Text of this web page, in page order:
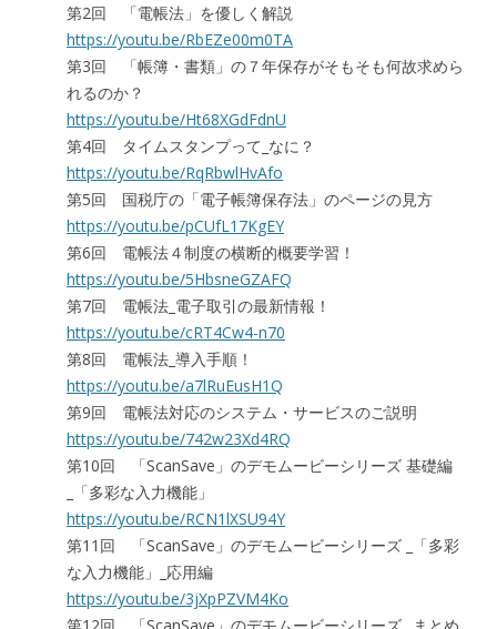
第2回 「電帳法」を優しく解説
https://youtu.be/RbEZe00m0TA
第3回 「帳簿・書類」の７年保存がそもそも何故求めら
れるのか？
https://youtu.be/Ht68XGdFdnU
第4回 タイムスタンプって_なに？
https://youtu.be/RqRbwlHvAfo
第5回 国税庁の「電子帳簿保存法」のページの見方
https://youtu.be/pCUfL17KgEY
第6回 電帳法４制度の横断的概要学習！
https://youtu.be/5HbsneGZAFQ
第7回 電帳法_電子取引の最新情報！
https://youtu.be/cRT4Cw4-n70
第8回 電帳法_導入手順！
https://youtu.be/a7lRuEusH1Q
第9回 電帳法対応のシステム・サービスのご説明
https://youtu.be/742w23Xd4RQ
第10回 「ScanSave」のデモムービーシリーズ 基礎編
_「多彩な入力機能」
https://youtu.be/RCN1lXSU94Y
第11回 「ScanSave」のデモムービーシリーズ _「多彩
な入力機能」_応用編
https://youtu.be/3jXpPZVM4Ko